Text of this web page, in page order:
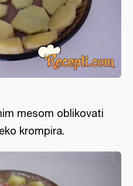
mesom oblikovati
krompira.